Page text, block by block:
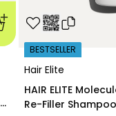
Hair Elite
BESTSELLER
HAIR ELITE
Re-Filler